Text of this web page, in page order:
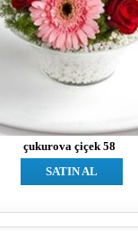
çukurova çiçek 58
SATIN AL